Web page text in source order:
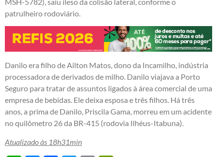
patrulheiro rodoviário.
Danilo era filho de Ailton Matos, dono da Incamilho, indústria
processadora de derivados de milho. Danilo viajava a Porto
Seguro para tratar de assuntos ligados à área comercial de uma
empresa de bebidas. Ele deixa esposa e três filhos. Há três
anos, a prima de Danilo, Priscila Gama, morreu em um acidente
no quilômetro 26 da BR-415 (rodovia Ilhéus-Itabuna).
Atualizado às 18h31min